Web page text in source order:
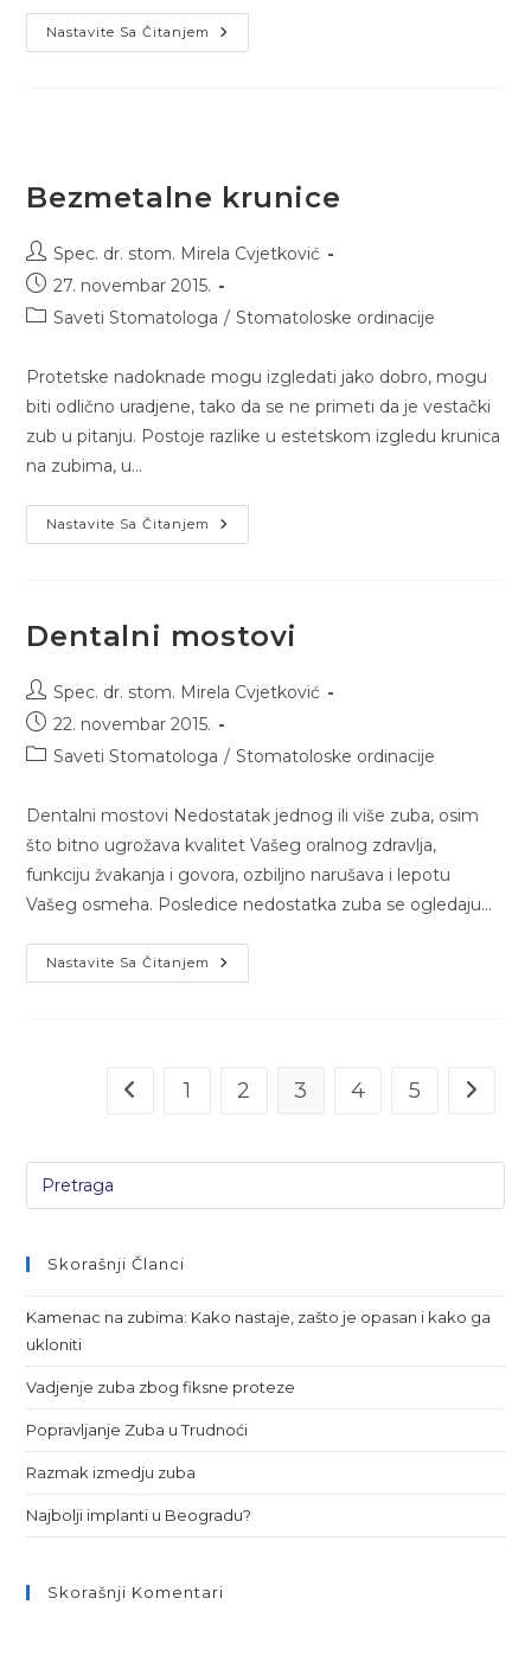
Nastavite Sa Čitanjem
Bezmetalne krunice
Spec. dr. stom. Mirela Cvjetković
27. novembar 2015.
Saveti Stomatologa / Stomatoloske ordinacije
Protetske nadoknade mogu izgledati jako dobro, mogu
biti odlično uradjene, tako da se ne primeti da je vestački
zub u pitanju. Postoje razlike u estetskom izgledu krunica
na zubima, u…
Nastavite Sa Čitanjem
Dentalni mostovi
Spec. dr. stom. Mirela Cvjetković
22. novembar 2015.
Saveti Stomatologa / Stomatoloske ordinacije
Dentalni mostovi Nedostatak jednog ili više zuba, osim
što bitno ugrožava kvalitet Vašeg oralnog zdravlja,
funkciju žvakanja i govora, ozbiljno narušava i lepotu
Vašeg osmeha. Posledice nedostatka zuba se ogledaju…
Nastavite Sa Čitanjem
1 2 3 4 5
Skorašnji Članci
Kamenac na zubima: Kako nastaje, zašto je opasan i kako ga
ukloniti
Vadjenje zuba zbog fiksne proteze
Popravljanje Zuba u Trudnoći
Razmak izmedju zuba
Najbolji implanti u Beogradu?
Skorašnji Komentari